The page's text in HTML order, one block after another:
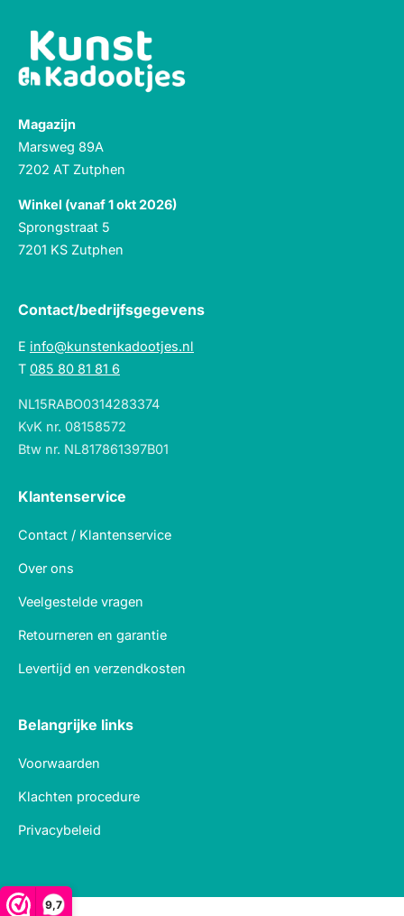
9,7
Magazijn
Marsweg 89A
7202 AT Zutphen
Winkel (vanaf 1 okt 2026)
Sprongstraat 5
7201 KS Zutphen
Contact/bedrijfsgegevens
E info@kunstenkadootjes.nl
T 085 80 81 81 6
NL15RABO0314283374
KvK nr. 08158572
Btw nr. NL817861397B01
Klantenservice
Contact / Klantenservice
Over ons
Veelgestelde vragen
Retourneren en garantie
Levertijd en verzendkosten
Belangrijke links
Voorwaarden
Klachten procedure
Privacybeleid